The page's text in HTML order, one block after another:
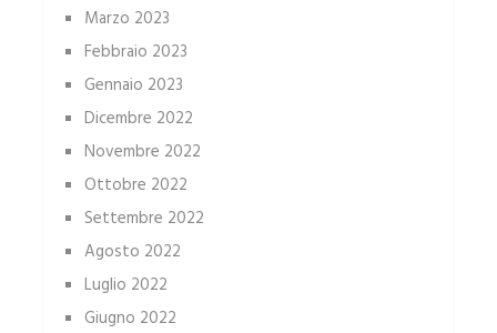
Marzo 2023
Febbraio 2023
Gennaio 2023
Dicembre 2022
Novembre 2022
Ottobre 2022
Settembre 2022
Agosto 2022
Luglio 2022
Giugno 2022